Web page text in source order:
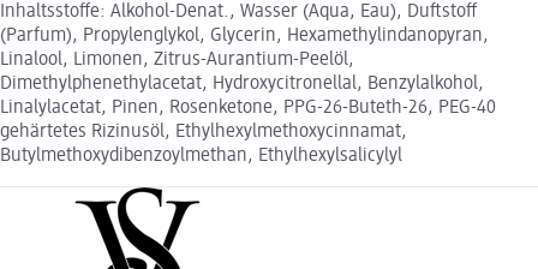
Inhaltsstoffe: Alkohol-Denat., Wasser (Aqua, Eau), Duftstoff
(Parfum), Propylenglykol, Glycerin, Hexamethylindanopyran,
Linalool, Limonen, Zitrus-Aurantium-Peelöl,
Dimethylphenethylacetat, Hydroxycitronellal, Benzylalkohol,
Linalylacetat, Pinen, Rosenketone, PPG-26-Buteth-26, PEG-40
gehärtetes Rizinusöl, Ethylhexylmethoxycinnamat,
Butylmethoxydibenzoylmethan, Ethylhexylsalicylyl